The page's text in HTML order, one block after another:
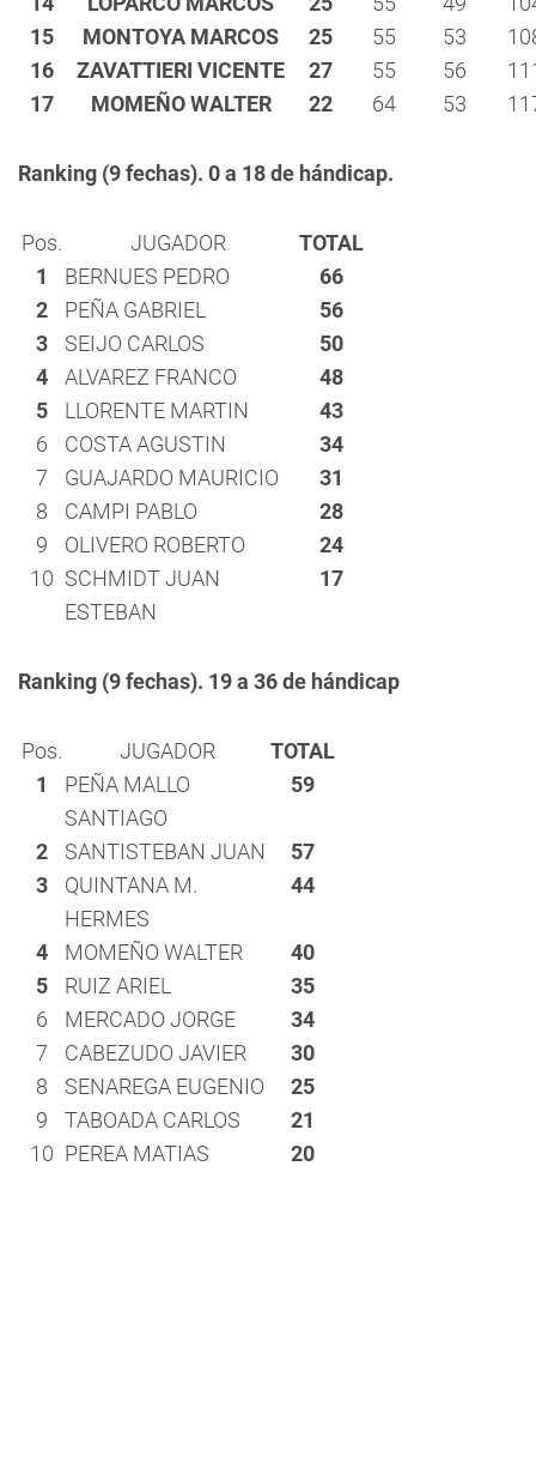
15
MONTOYA MARCOS 25 55 53
16
ZAVATTIERI VICENTE 27 55 56
17
MOMEÑO WALTER 22 64 53
Ranking (9 fechas). 0 a 18 de hándicap.
Pos. JUGADOR
TOTAL
1
BERNUES PEDRO
66
2
PEÑA GABRIEL
56
3
SEIJO CARLOS
50
4
ALVAREZ FRANCO
48
5
LLORENTE MARTIN
43
6
COSTA AGUSTIN
34
7
GUAJARDO MAURICIO
31
8
CAMPI PABLO
28
9
OLIVERO ROBERTO
24
10 SCHMIDT JUAN
ESTEBAN
17
Ranking (9 fechas). 19 a 36 de hándicap
Pos. JUGADOR
TOTAL
1
PEÑA MALLO
SANTIAGO
59
2 SANTISTEBAN JUAN
57
3
QUINTANA M.
HERMES
44
4 MOMEÑO WALTER
40
5
RUIZ ARIEL
35
6
MERCADO JORGE
34
7
CABEZUDO JAVIER
30
8
SENAREGA EUGENIO
25
9
TABOADA CARLOS
21
10 PEREA MATIAS 20